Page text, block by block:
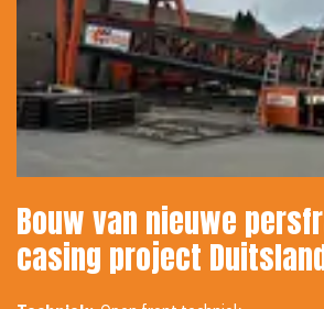
Bouw van nieuwe
casing project